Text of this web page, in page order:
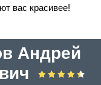
вас красивее!
Андрей